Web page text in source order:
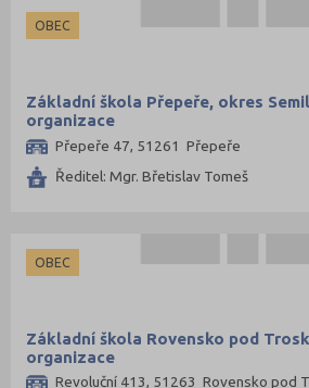
OBEC
Základní škola Přepeře, okres
organizace
Přepeře 47, 51261 Přepeře
Ředitel: Mgr. Břetislav Tomeš
OBEC
Základní škola Rovensko pod
organizace
Revoluční 413, 51263 Rovensko pod